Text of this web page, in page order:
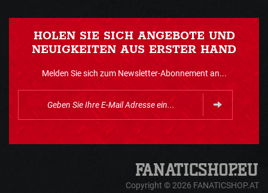
HOLEN SIE SICH ANGEBOTE UND
NEUIGKEITEN AUS ERSTER HAND
Melden Sie sich zum Newsletter-Abonnement an...
Copyright © 2026 FANATICSHOP.AT